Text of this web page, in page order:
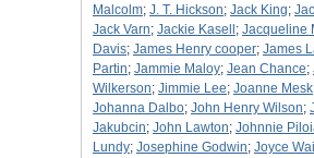
Malcolm; J. T. Hickson; Jack King;
Jack Varn; Jackie Kasell ; Jacqueline
Davis; James Henry cooper; James
Partin; Jammie Maloy; Jean Chance;
Wilkerson; Jimmie Lee; Joanne Mesk
Johanna Dalbo; John Henry Wilson;
Jakubcin; John Lawton; Johnnie
Lundy; Josephine Godwin; Joyce